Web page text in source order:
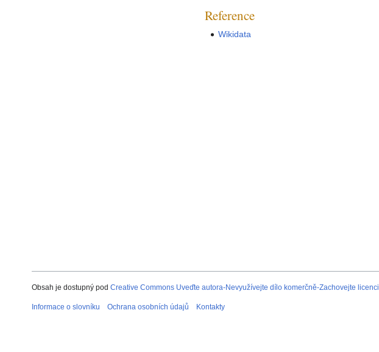
Reference
Wikidata
Obsah je dostupný pod Creative Commons Uveďte autora-Nevyužívejte dílo komerčně-Zachovejte licenci
Informace o slovníku Ochrana osobních údajů Kontakty